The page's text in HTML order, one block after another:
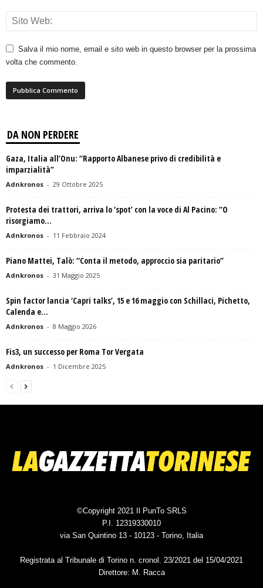
Salva il mio nome, email e sito web in questo browser per la prossima
volta che commento.
DA NON PERDERE
Gaza, Italia all’Onu: “Rapporto Albanese privo di credibilità e
imparzialità”
Adnkronos - 29 Ottobre 2025
Protesta dei trattori, arriva lo ‘spot’ con la voce di Al Pacino: “O
risorgiamo...
Adnkronos - 11 Febbraio 2024
Piano Mattei, Talò: “Conta il metodo, approccio sia paritario”
Adnkronos - 31 Maggio 2025
Spin factor lancia ‘Capri talks’, 15 e 16 maggio con Schillaci, Pichetto,
Calenda e...
Adnkronos - 8 Maggio 2026
Fis3, un successo per Roma Tor Vergata
Adnkronos - 1 Dicembre 2025
©Copyright 2021 Il PunTo SRLS
P.I. 12319330010
via San Quintino 13 - 10123 - Torino, Italia
Registrata al Tribunale di Torino n. cronol. 23/2021 del 15/04/2021
Direttore: M. Racca